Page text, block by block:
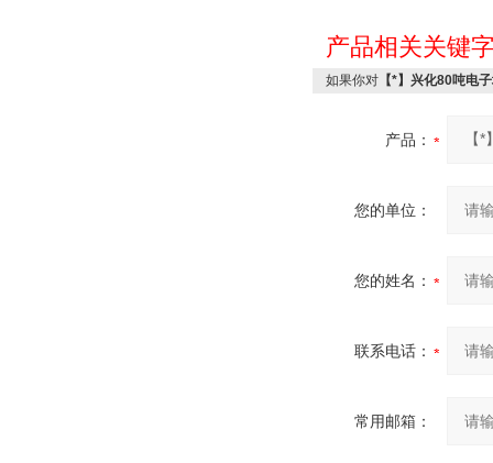
产品相关关键
如果你对 【*】兴化80吨电
产品：
您的单位：
您的姓名：
联系电话：
常用邮箱：